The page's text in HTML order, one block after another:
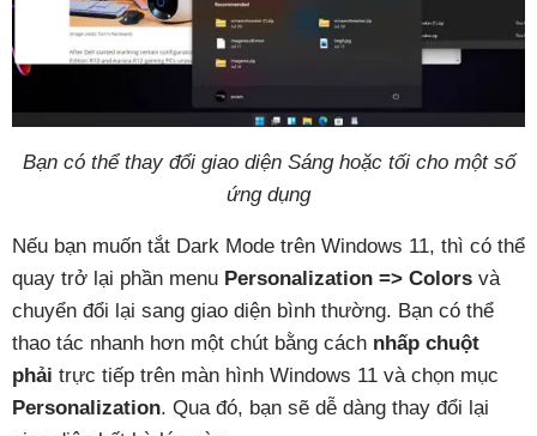
Bạn có thể thay đổi giao diện Sáng hoặc tối cho một số
ứng dụng
Nếu bạn muốn tắt Dark Mode trên Windows 11, thì có thể
quay trở lại phần menu Personalization => Colors và
chuyển đổi lại sang giao diện bình thường. Bạn có thể
thao tác nhanh hơn một chút bằng cách nhấp chuột
phải trực tiếp trên màn hình Windows 11 và chọn mục
Personalization. Qua đó, bạn sẽ dễ dàng thay đổi lại